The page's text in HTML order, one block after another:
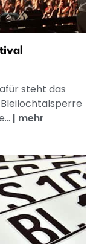
steht das
| mehr